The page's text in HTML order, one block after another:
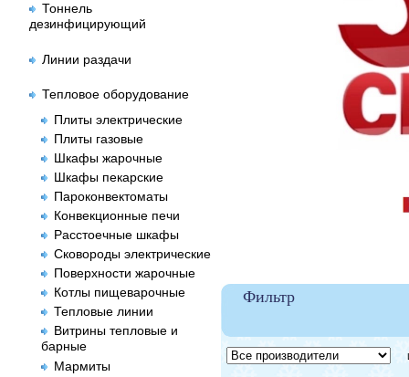
Тоннель
дезинфицирующий
Линии раздачи
Тепловое оборудование
Плиты электрические
Плиты газовые
Шкафы жарочные
Шкафы пекарские
Пароконвектоматы
Конвекционные печи
Расстоечные шкафы
Сковороды электрические
Поверхности жарочные
Котлы пищеварочные
Тепловые линии
Витрины тепловые и
барные
Мармиты
Фильтр